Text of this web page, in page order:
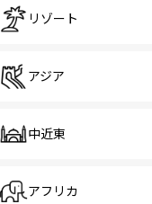
リゾート
アジア
中近東
アフリカ